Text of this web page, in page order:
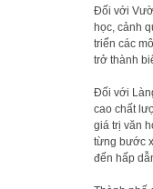
Đối với
học, cảnh
triển các
trở thành
Đối với
cao chất
giá trị văn
từng bước
đến hấp